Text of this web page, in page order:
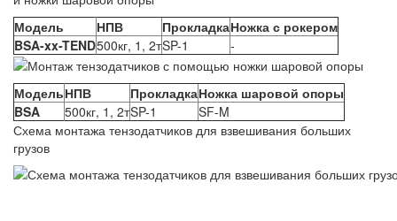
Модель НПВ ПрокладкаНожка с рокером
BSA-xx-TEND500кг, 1, 2тSP-1 -
МодельНПВ ПрокладкаНожка шаровой опоры
BSA
500кг, 1, 2тSP-1
SF-M
Схема монтажа тензодатчиков для взвешивания больших
грузов